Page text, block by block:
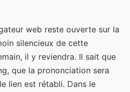
web reste ouverte sur la
silencieux de cette
il y reviendra. Il sait que
que la prononciation sera
lien est rétabli. Dans le